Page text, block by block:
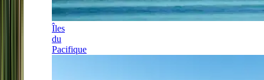
Îles
du
Pacifique